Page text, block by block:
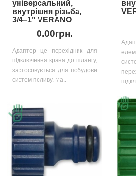
універсальний,
внутрішня різьба,
3/4–1" VERANO
0.00грн.
Адаптер це перехідник для
підключення крана до шлангу,
застосовується для побудови
систем поливу. Ма..